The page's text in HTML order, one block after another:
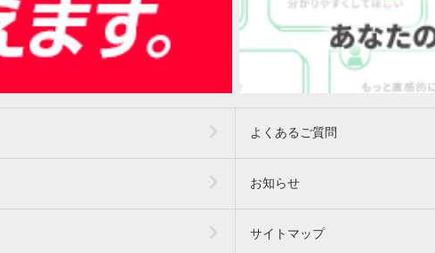
よくあるご質問
お知らせ
サイトマップ